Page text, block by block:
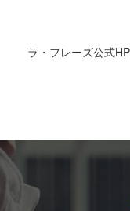
ラ・フレーズ公式